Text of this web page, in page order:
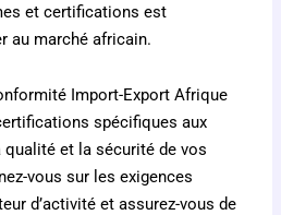
et certifications est
au marché africain.
Import-Export Afrique
spécifiques aux
et la sécurité de vos
vous sur les exigences
d’activité et assurez-vous de